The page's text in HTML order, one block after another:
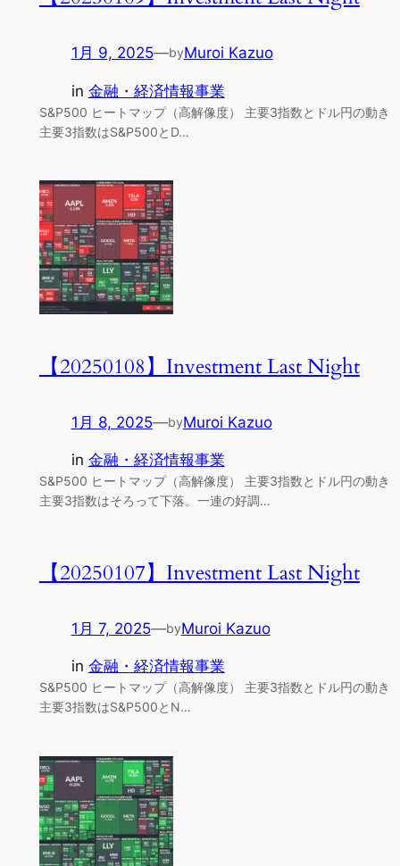
1月 9, 2025—byMuroi Kazuo
in 金融・経済情報事業
S&P500 ヒートマップ（高解像度） 主要3指数とドル円の動き
主要3指数はS&P500とD…
【20250108】Investment Last Night
1月 8, 2025—byMuroi Kazuo
in 金融・経済情報事業
S&P500 ヒートマップ（高解像度） 主要3指数とドル円の動き
主要3指数はそろって下落。一連の好調…
【20250107】Investment Last Night
1月 7, 2025—byMuroi Kazuo
in 金融・経済情報事業
S&P500 ヒートマップ（高解像度） 主要3指数とドル円の動き
主要3指数はS&P500とN…